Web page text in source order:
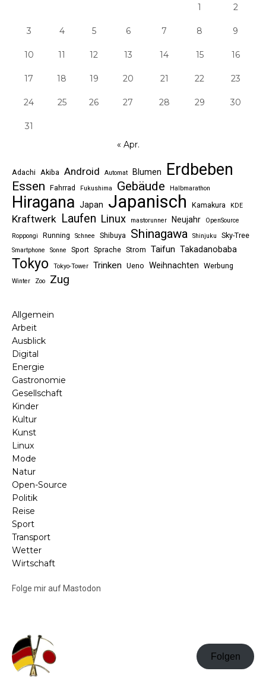
1 2
3 4 5 6 7 8 9
10 11 12 13 14 15 16
17 18 19 20 21 22 23
24 25 26 27 28 29 30
31
« Apr.
Adachi Akiba Android Automat Blumen Erdbeben
Essen Fahrrad Fukushima Gebäude Halbmarathon
Hiragana Japan Japanisch Kamakura KDE
Kraftwerk Laufen Linux mastorunner Neujahr
OpenSource
Roppongi
Running Schnee Shibuya Shinagawa Shinjuku Sky-Tree
Smartphone Sonne Sport Sprache Strom Taifun Takadanobaba
Tokyo Tokyo-Tower Trinken Ueno Weihnachten Werbung
Winter Zoo Zug
Allgemein
Arbeit
Ausblick
Digital
Energie
Gastronomie
Gesellschaft
Kinder
Kultur
Kunst
Linux
Mode
Natur
Open-Source
Politik
Reise
Sport
Transport
Wetter
Wirtschaft
Folge mir auf Mastodon
Folgen